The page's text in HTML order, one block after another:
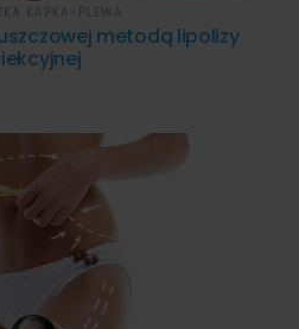
metodą lipolizy
KAPKA-PLEWA